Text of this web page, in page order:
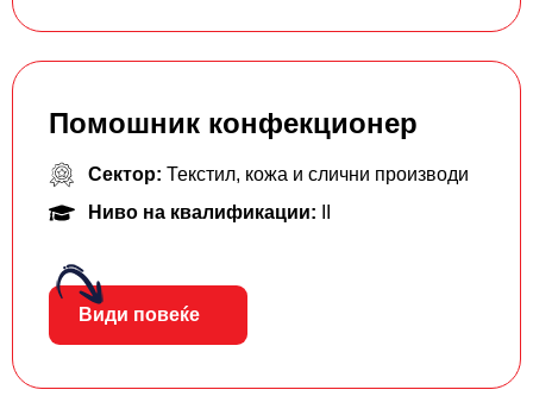
Помошник конфекционер
Сектор: Текстил, кожа и слични производи
Ниво на квалификации:
Види повеќе